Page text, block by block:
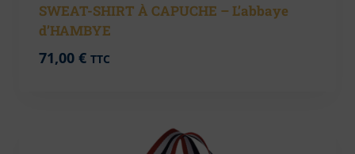
SWEAT-SHIRT À CAPUCHE – L’abbaye
d’HAMBYE
71,00 € TTC